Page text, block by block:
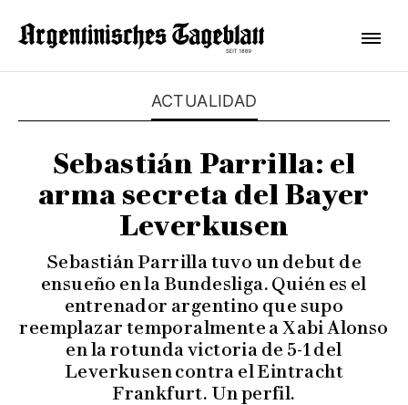
ACTUALIDAD
Sebastián Parrilla: el
arma secreta del Bayer
Leverkusen
Sebastián Parrilla tuvo un debut de
ensueño en la Bundesliga. Quién es el
entrenador argentino que supo
reemplazar temporalmente a Xabi Alonso
en la rotunda victoria de 5-1 del
Leverkusen contra el Eintracht
Frankfurt. Un perfil.